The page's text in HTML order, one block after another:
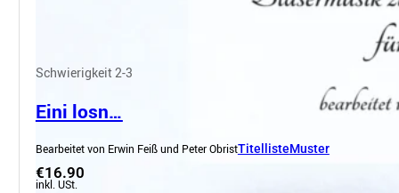
Schwierigkeit 2-3
Eini losn…
Bearbeitet von Erwin Feiß und Peter ObristTitellisteMuster
€16.90
inkl. USt.